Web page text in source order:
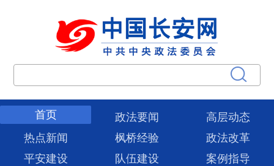
首页 政法要闻
高层动态
热点新闻
枫桥经验
政法改革
平安建设
队伍建设
案例指导